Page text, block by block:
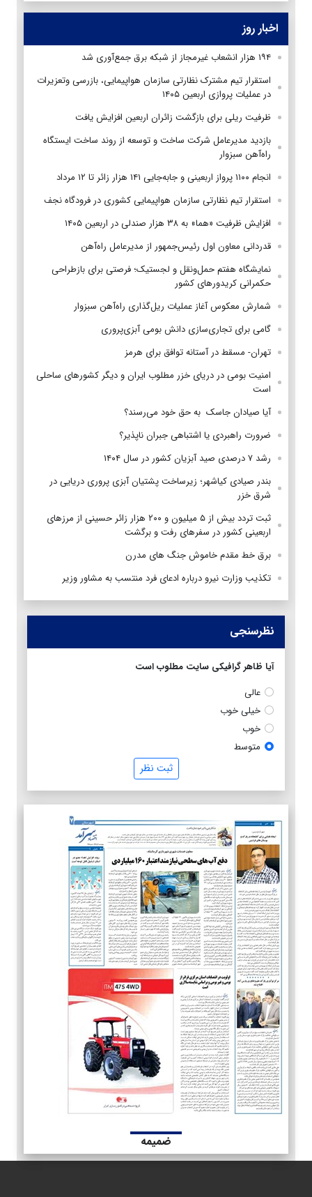
اخبار روز
۱۹۴ هزار انشعاب غیرمجاز از شبکه برق جمع‌آوری شد
استقرار تیم مشترک نظارتی سازمان هواپیمایی، بازرسی وتعزیرات
در عملیات پروازی اربعین ۱۴۰۵
ظرفیت ریلی برای بازگشت زائران اربعین افزایش یافت
بازدید مدیرعامل شرکت ساخت و توسعه از روند ساخت ایستگاه
راه‌آهن سبزوار
انجام ۱۱۰۰ پرواز اربعینی و جابه‌جایی ۱۴۱ هزار زائر تا ۱۲ مرداد
استقرار تیم‌ نظارتی سازمان هواپیمایی کشوری در فرودگاه نجف
افزایش ظرفیت «هما» به ۳۸ هزار صندلی در اربعین ۱۴۰۵
قدردانی معاون اول رئیس‌جمهور از مدیرعامل راه‌آهن
نمایشگاه هفتم حمل‌ونقل و لجستیک؛ فرصتی برای بازطراحی
حکمرانی کریدورهای کشور
شمارش معکوس آغاز عملیات ریل‌گذاری راه‌آهن سبزوار
گامی برای تجاری‌سازی دانش بومی آبزی‌پروری
تهران- مسقط در آستانه توافق برای هرمز
امنیت بومی در دریای خزر مطلوب ایران و دیگر کشورهای ساحلی
است
آیا صیادان جاسک به حق خود می‌رسند؟
ضرورت راهبردی یا اشتباهی جبران ناپذیر؟
رشد ۷ درصدی صید آبزیان کشور در سال ۱۴۰۴
بندر صیادی کیاشهر؛ زیرساخت پشتیان آبزی پروری دریایی در
شرق خزر
ثبت تردد بیش از ۵ میلیون و ۲۰۰ هزار زائر حسینی از مرزهای
اربعینی کشور در سفرهای رفت و برگشت
برق خط مقدم خاموش جنگ های مدرن
تکذیب وزارت نیرو درباره ادعای فرد منتسب به مشاور وزیر
نظرسنجی
آیا ظاهر گرافیکی سایت مطلوب است
عالی
خیلی خوب
خوب
متوسط
ثبت نظر
ضمیمه